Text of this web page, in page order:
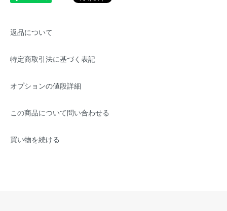
返品について
特定商取引法に基づく表記
オプションの値段詳細
この商品について問い合わせる
買い物を続ける